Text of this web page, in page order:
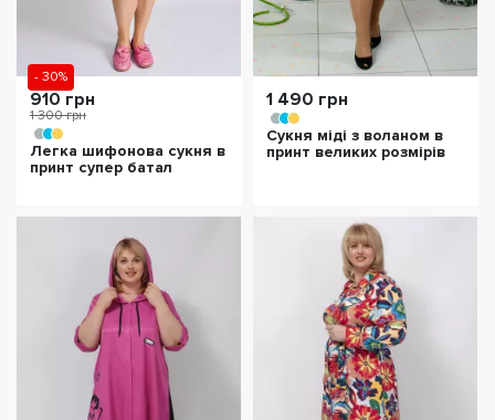
- 30%
910 грн
1 300 грн
Легка шифонова сукня в
принт супер батал
1 490 грн
Сукня міді з воланом в
принт великих розмірів